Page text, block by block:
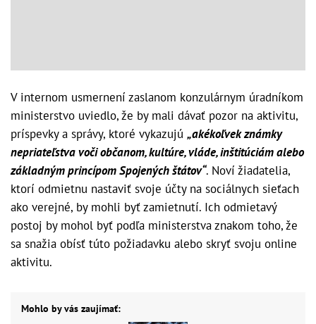
V internom usmernení zaslanom konzulárnym úradníkom
ministerstvo uviedlo, že by mali dávať pozor na aktivitu,
príspevky a správy, ktoré vykazujú „akékoľvek známky
nepriateľstva voči občanom, kultúre, vláde, inštitúciám alebo
základným princípom Spojených štátov“. Noví žiadatelia,
ktorí odmietnu nastaviť svoje účty na sociálnych sieťach
ako verejné, by mohli byť zamietnutí. Ich odmietavý
postoj by mohol byť podľa ministerstva znakom toho, že
sa snažia obísť túto požiadavku alebo skryť svoju online
aktivitu.
Mohlo by vás zaujímať: